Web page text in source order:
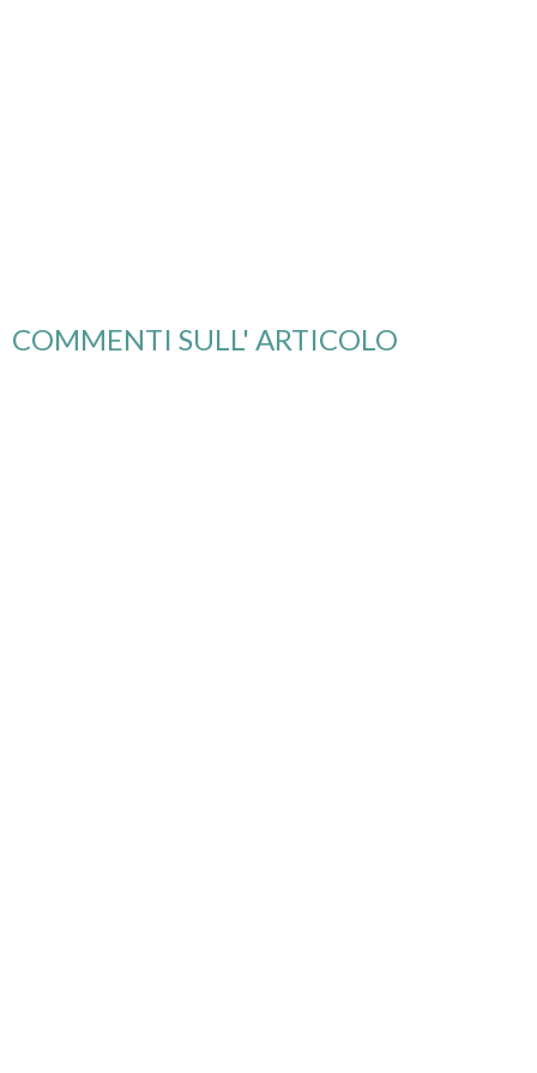
COMMENTI SULL' ARTICOLO